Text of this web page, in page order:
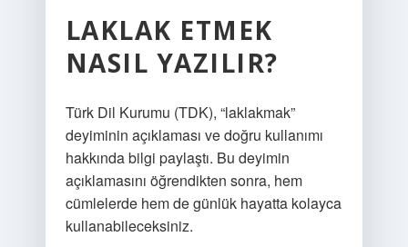
LAKLAK ETMEK
NASIL YAZILIR?
Türk Dil Kurumu (TDK), “laklakmak”
deyiminin açıklaması ve doğru kullanımı
hakkında bilgi paylaştı. Bu deyimin
açıklamasını öğrendikten sonra, hem
cümlelerde hem de günlük hayatta kolayca
kullanabileceksiniz.